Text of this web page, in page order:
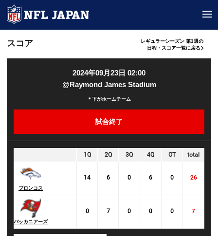
スコア
レギュラーシーズン 第3週の
日程・スコア一覧に戻る
2024年09月23日 02:00
@Raymond James Stadium
＊下がホームチーム
試合終了
1Q 2Q 3Q 4Q OT total
ブロンコス
14 6 0 6 0 26
バッカニアーズ
0 7 0 0 0 7